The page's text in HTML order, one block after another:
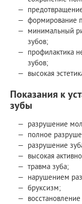
формирование
минимальный
зубов;
профилактика
зубов;
высокая
Показания к
зубы
разрушение
полное
разрушение
высокая
травма зуба;
нарушением
бруксизм;